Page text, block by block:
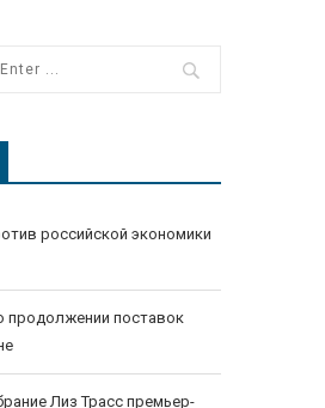
российской экономики
продолжении поставок
Лиз Трасс премьер-